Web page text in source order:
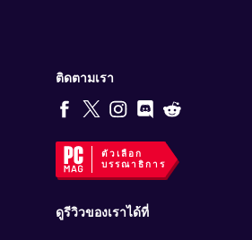
ติดตามเรา
ตัวเลือก
บรรณาธิการ
ดูรีวิวของเราได้ที่